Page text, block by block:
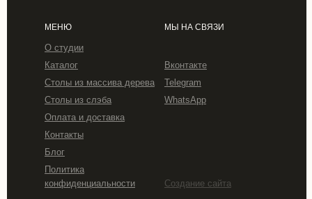
МЕНЮ
О студии
Каталог
Столы из массива дерева
Столы из слэба
Оплата и доставка
Контакты
Блог
Политика
конфиденциальности
МЫ НА СВЯЗИ
Вконтакте
WhatsApp
Telegram
Создание сайта